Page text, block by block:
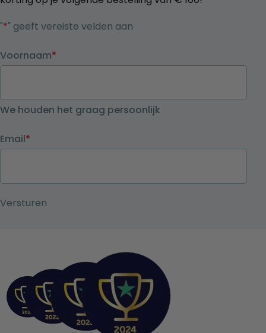
"*" geeft vereiste velden aan
Voornaam*
We houden het graag persoonlijk
Email*